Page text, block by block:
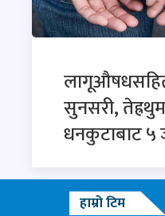
सुनसरी,
धनकुटाबाट ५
हाम्रो टिम